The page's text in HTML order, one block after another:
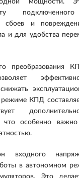
мощности.
подключенного
сбоев и
и для удобства
преобразования
КПД
что особенно
входного
в автономном
Это